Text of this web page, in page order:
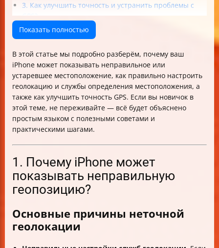
3. Как улучшить точность и устранить проблемы с
4. Влияние программного обеспечения и аппаратных
факторов
Итог
Показать полностью
В этой статье мы подробно разберём, почему ваш
iPhone может показывать неправильное или
устаревшее местоположение, как правильно настроить
геолокацию и службы определения местоположения, а
также как улучшить точность GPS. Если вы новичок в
этой теме, не переживайте — всё будет объяснено
простым языком с полезными советами и
практическими шагами.
1. Почему iPhone может
показывать неправильную
геопозицию?
Основные причины неточной
геолокации